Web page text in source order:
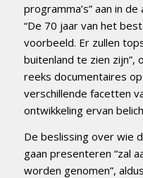
programma’s” aan in
“De 70 jaar van het
voorbeeld. Er zullen
buitenland te zien zijn”,
reeks documentaires
verschillende facetten
ontwikkeling ervan
De beslissing over wie
gaan presenteren “zal
worden genomen”,